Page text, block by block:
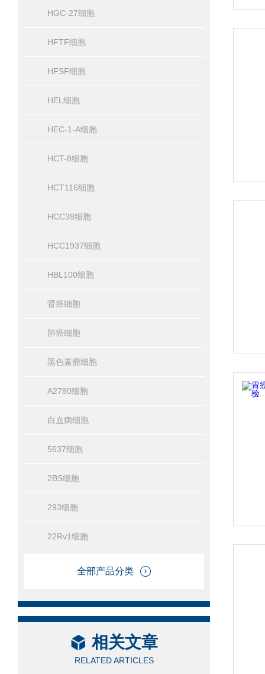
HGC-27细胞
HFTF细胞
HFSF细胞
HEL细胞
HEC-1-A细胞
HCT-8细胞
HCT116细胞
HCC38细胞
HCC1937细胞
HBL100细胞
肾癌细胞
肺癌细胞
黑色素瘤细胞
A2780细胞
白血病细胞
5637细胞
2BS细胞
293细胞
22Rv1细胞
全部产品分类
相关文章
RELATED ARTICLES